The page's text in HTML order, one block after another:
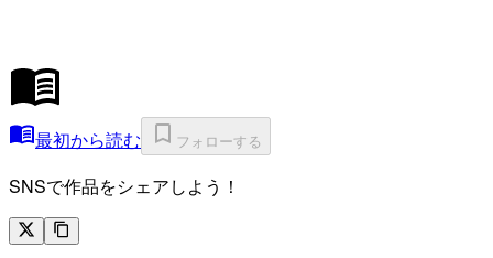
最初から読む フォローする
SNSで作品をシェアしよう！